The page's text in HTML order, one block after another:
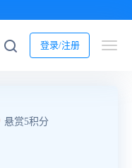
登录/注册
悬赏5积分